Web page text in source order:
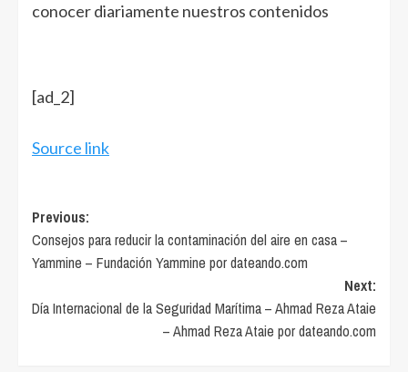
conocer diariamente nuestros contenidos
[ad_2]
Source link
Post
navigation
Previous:
Consejos para reducir la contaminación del aire en casa –
Yammine – Fundación Yammine por dateando.com
Next:
Día Internacional de la Seguridad Marítima – Ahmad Reza Ataie
– Ahmad Reza Ataie por dateando.com